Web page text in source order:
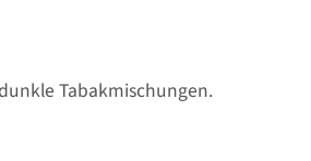
Tabakmischungen.